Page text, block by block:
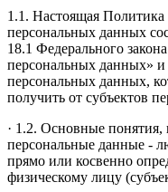
1.1. Настоящая
персональных данных
18.1 Федерального
персональных данных»
персональных данных,
получить от субъектов
· 1.2. Основные
персональные данные -
прямо или косвенно
физическому лицу